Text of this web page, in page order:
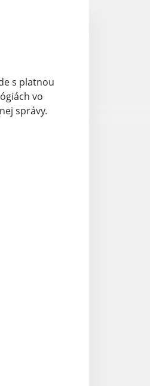
s platnou
vo
správy.